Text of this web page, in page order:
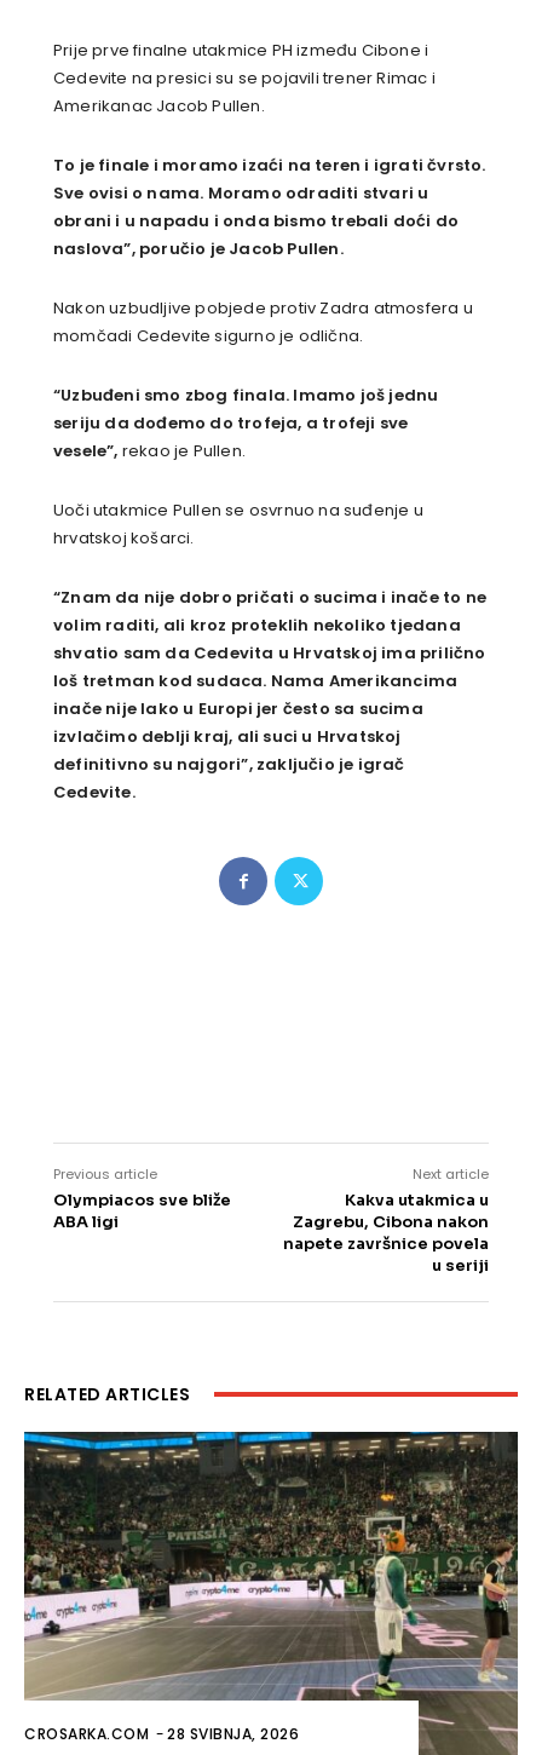
Prije prve finalne utakmice PH između Cibone i
Cedevite na presici su se pojavili trener Rimac i
Amerikanac Jacob Pullen.
To je finale i moramo izaći na teren i igrati čvrsto.
Sve ovisi o nama. Moramo odraditi stvari u
obrani i u napadu i onda bismo trebali doći do
naslova”, poručio je Jacob Pullen.
Nakon uzbudljive pobjede protiv Zadra atmosfera u
momčadi Cedevite sigurno je odlična.
“Uzbuđeni smo zbog finala. Imamo još jednu
seriju da dođemo do trofeja, a trofeji sve
vesele”, rekao je Pullen.
Uoči utakmice Pullen se osvrnuo na suđenje u
hrvatskoj košarci.
“Znam da nije dobro pričati o sucima i inače to ne
volim raditi, ali kroz proteklih nekoliko tjedana
shvatio sam da Cedevita u Hrvatskoj ima prilično
loš tretman kod sudaca. Nama Amerikancima
inače nije lako u Europi jer često sa sucima
izvlačimo deblji kraj, ali suci u Hrvatskoj
definitivno su najgori”, zaključio je igrač
Cedevite.
Previous article
Olympiacos sve bliže
ABA ligi
Next article
Kakva utakmica u
Zagrebu, Cibona nakon
napete završnice povela
u seriji
RELATED ARTICLES
CROSARKA.COM -28 SVIBNJA, 2026